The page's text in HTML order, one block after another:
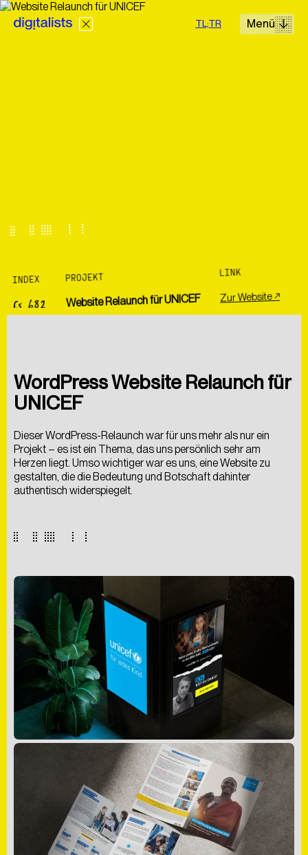
+43 660 499 63 40
TL;TR Menü
INDEX
CS 682
PROJEKT
Website Relaunch für UNICEF
LINK
Zur Website ↗
WordPress Website Relaunch für
UNICEF
Dieser WordPress-Relaunch war für uns mehr als nur ein
Projekt – es ist ein Thema, das uns persönlich sehr am
Herzen liegt. Umso wichtiger war es uns, eine Website zu
gestalten, die die Bedeutung und Botschaft dahinter
authentisch widerspiegelt.